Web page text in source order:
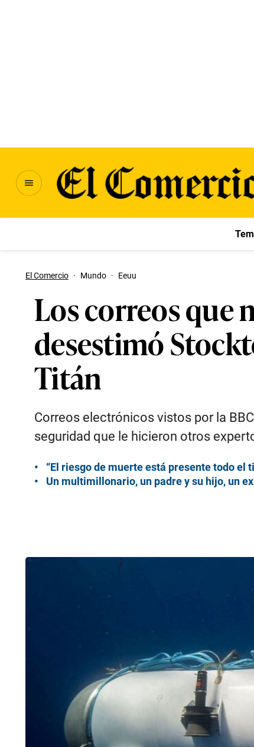
El Comercio · Mundo · Eeuu
Los correos que
desestimó
Titán
Correos electrónicos vistos por la
seguridad que le hicieron otros
“El riesgo de muerte está presente todo
Un multimillonario, un padre y su hijo, un